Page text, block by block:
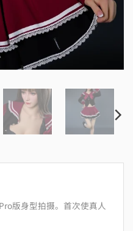
版身型拍摄。首次使真人